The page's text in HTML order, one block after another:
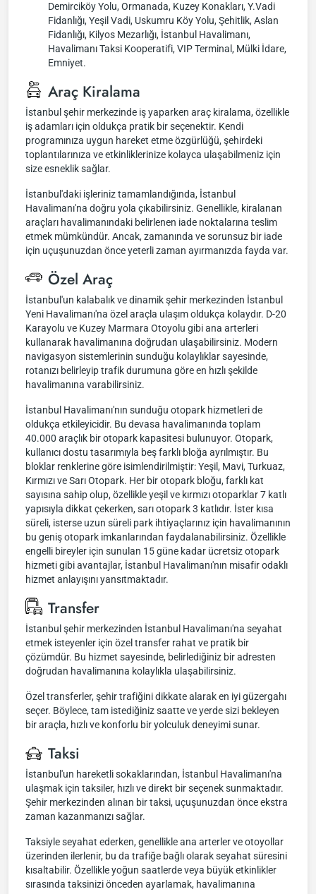
Demirciköy Yolu, Ormanada, Kuzey Konakları, Y.Vadi
Fidanlığı, Yeşil Vadi, Uskumru Köy Yolu, Şehitlik, Aslan
Fidanlığı, Kilyos Mezarlığı, İstanbul Havalimanı,
Havalimanı Taksi Kooperatifi, VIP Terminal, Mülki İdare,
Emniyet.
Araç Kiralama
İstanbul şehir merkezinde iş yaparken araç kiralama, özellikle
iş adamları için oldukça pratik bir seçenektir. Kendi
programınıza uygun hareket etme özgürlüğü, şehirdeki
toplantılarınıza ve etkinliklerinize kolayca ulaşabilmeniz için
size esneklik sağlar.
İstanbul'daki işleriniz tamamlandığında, İstanbul
Havalimanı'na doğru yola çıkabilirsiniz. Genellikle, kiralanan
araçları havalimanındaki belirlenen iade noktalarına teslim
etmek mümkündür. Ancak, zamanında ve sorunsuz bir iade
için uçuşunuzdan önce yeterli zaman ayırmanızda fayda var.
Özel Araç
İstanbul'un kalabalık ve dinamik şehir merkezinden İstanbul
Yeni Havalimanı'na özel araçla ulaşım oldukça kolaydır. D-20
Karayolu ve Kuzey Marmara Otoyolu gibi ana arterleri
kullanarak havalimanına doğrudan ulaşabilirsiniz. Modern
navigasyon sistemlerinin sunduğu kolaylıklar sayesinde,
rotanızı belirleyip trafik durumuna göre en hızlı şekilde
havalimanına varabilirsiniz.
İstanbul Havalimanı'nın sunduğu otopark hizmetleri de
oldukça etkileyicidir. Bu devasa havalimanında toplam
40.000 araçlık bir otopark kapasitesi bulunuyor. Otopark,
kullanıcı dostu tasarımıyla beş farklı bloğa ayrılmıştır. Bu
bloklar renklerine göre isimlendirilmiştir: Yeşil, Mavi, Turkuaz,
Kırmızı ve Sarı Otopark. Her bir otopark bloğu, farklı kat
sayısına sahip olup, özellikle yeşil ve kırmızı otoparklar 7 katlı
yapısıyla dikkat çekerken, sarı otopark 3 katlıdır. İster kısa
süreli, isterse uzun süreli park ihtiyaçlarınız için havalimanının
bu geniş otopark imkanlarından faydalanabilirsiniz. Özellikle
engelli bireyler için sunulan 15 güne kadar ücretsiz otopark
hizmeti gibi avantajlar, İstanbul Havalimanı'nın misafir odaklı
hizmet anlayışını yansıtmaktadır.
Transfer
İstanbul şehir merkezinden İstanbul Havalimanı'na seyahat
etmek isteyenler için özel transfer rahat ve pratik bir
çözümdür. Bu hizmet sayesinde, belirlediğiniz bir adresten
doğrudan havalimanına kolaylıkla ulaşabilirsiniz.
Özel transferler, şehir trafiğini dikkate alarak en iyi güzergahı
seçer. Böylece, tam istediğiniz saatte ve yerde sizi bekleyen
bir araçla, hızlı ve konforlu bir yolculuk deneyimi sunar.
Taksi
İstanbul'un hareketli sokaklarından, İstanbul Havalimanı'na
ulaşmak için taksiler, hızlı ve direkt bir seçenek sunmaktadır.
Şehir merkezinden alınan bir taksi, uçuşunuzdan önce ekstra
zaman kazanmanızı sağlar.
Taksiyle seyahat ederken, genellikle ana arterler ve otoyollar
üzerinden ilerlenir, bu da trafiğe bağlı olarak seyahat süresini
kısaltabilir. Özellikle yoğun saatlerde veya büyük etkinlikler
sırasında taksinizi önceden ayarlamak, havalimanına